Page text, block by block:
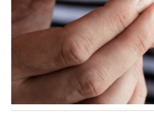
ARTIKELEN,IN DE KIJKER,TIPS